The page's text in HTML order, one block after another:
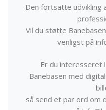
Den fortsatte udvikling
Vil du støtte
venligst på
Er du interesseret
Banebasen med
så send et par ord om